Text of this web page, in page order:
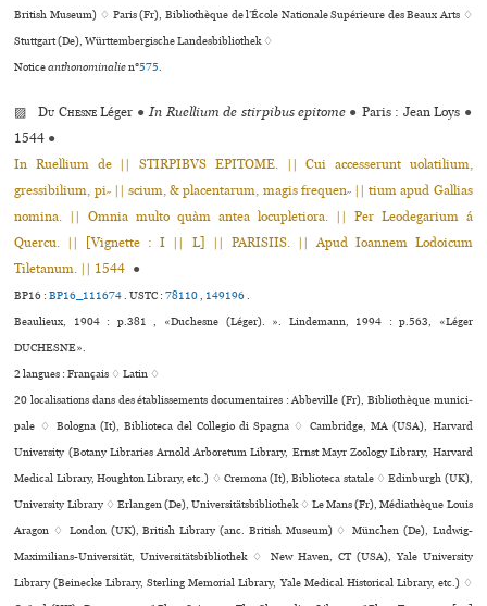
British Museum) ♢ Paris (Fr), Bibliothèque de l’École Nationale Supérieure des Beaux Arts ♢
Stuttgart (De), Württembergische Landesbibliothek ♢
Noticeanthonominalien°575.
▨Du ChesneLéger ● In Ruellium de stirpibus epitome ● Paris : Jean Loys ●
1544 ●
In Ruellium de || STIRPIBVS EPITOME. || Cui accesserunt uolatilium,
gressibilium, pi˶ || scium, & placentarum, magis frequen˶ || tium apud Gallias
nomina. || Omnia multo quàm antea locupletiora. || Per Leodegarium á
Quercu. || [Vignette : I || L] || PARISIIS. || Apud Ioannem Lodoicum
Tiletanum. || 1544 ●
BP16 :BP16_111674.USTC :78110, 149196.
Beaulieux, 1904 : p.381 , «Duchesne (Léger). ». Lindemann, 1994 : p.563, «Léger
DUCHESNE».
2 langues :Français ♢Latin ♢
20 localisations dans des établissements documentaires : Abbeville (Fr), Bibliothèque muni­ci­
pale ♢ Bologna (It), Biblioteca del Collegio di Spagna ♢ Cambridge, MA (USA), Harvard
University (Botany Libraries Arnold Arboretum Library, Ernst Mayr Zoology Library, Harvard
Medical Library, Houghton Library, etc.) ♢ Cremona (It), Biblioteca sta­tale ♢ Edinburgh (UK),
University Library ♢ Erlangen (De), Universitätsbibliothek ♢ Le Mans (Fr), Médiathèque Louis
Aragon ♢ London (UK), British Library (anc. British Museum) ♢ München (De), Ludwig-
Maximilians-Universität, Universitätsbibliothek ♢ New Haven, CT (USA), Yale University
Library (Beinecke Library, Sterling Memorial Library, Yale Medical Historical Library, etc.) ♢